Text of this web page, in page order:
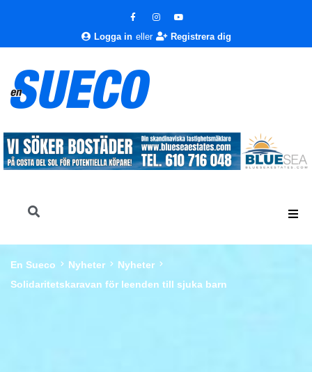
Logga in eller Registrera dig
En Sueco Nyheter
Nyheter
Solidaritetskaravan för leenden till sjuka barn